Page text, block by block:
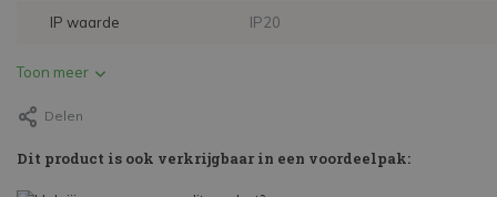
IP waarde IP20
Toon meer
Delen
Dit product is ook verkrijgbaar in een voordeelpak: